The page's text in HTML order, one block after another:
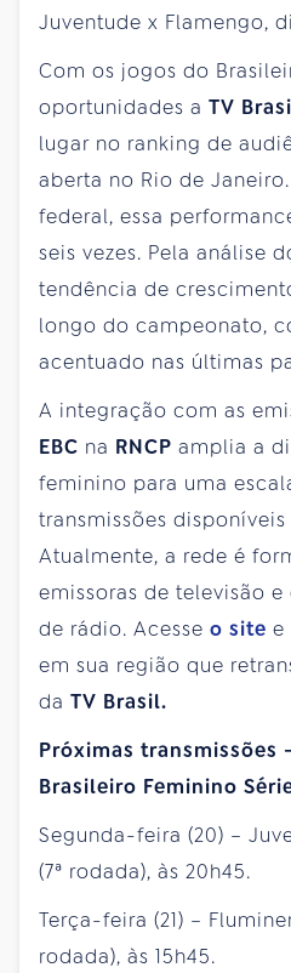
Juventude x Flamengo,
Com os jogos do
oportunidades a TV
lugar no ranking de
aberta no Rio de
federal, essa
seis vezes. Pela análise
tendência de
longo do campeonato,
acentuado nas últimas
A integração com as
EBC na RNCP amplia a
feminino para uma
transmissões
Atualmente, a rede é
emissoras de televisão e
de rádio. Acesse o site e
em sua região que
da TV Brasil.
Próximas transmissões
Brasileiro Feminino
Segunda-feira (20) –
(7ª rodada), às 20h45.
Terça-feira (21) –
rodada), às 15h45.